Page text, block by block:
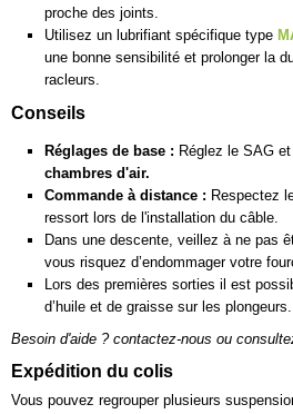
proche des joints.
Utilisez un lubrifiant spécifique type
une bonne sensibilité et prolonger la
racleurs.
Conseils
Réglages de base : Réglez le SAG
chambres d'air.
Commande à distance : Respectez
ressort lors de l'installation du câble.
Dans une descente, veillez à ne pas
vous risquez d’endommager votre
Lors des premières sorties il est
d’huile et de graisse sur les plongeurs.
Besoin d'aide ? contactez-nous ou
Expédition du colis
Vous pouvez regrouper plusieurs